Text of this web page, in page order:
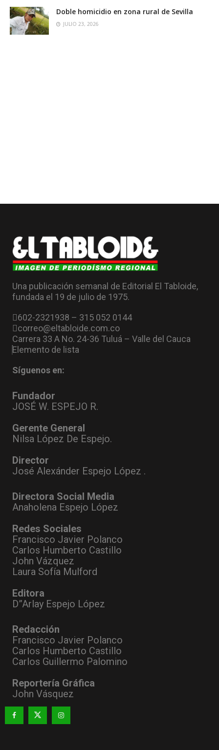
Doble homicidio en zona rural de Sevilla
JULIO 23, 2026
Una publicación semanal de Editorial El Tabloide,
fundada el 19 de julio de 1975.
602-2321938 – 315 052 0144
correo@eltabloide.com.co
Carrera 33 A No. 24-36 Tuluá – Valle del Cauca
Elemento de lista
Síguenos en:
Fundador
JOSÉ W. ESPEJO R.
Gerente General
Nilsa López De Espejo.
Director
José Alexánder Espejo López .
Directora Social Media
Anaholena Espejo López
Redes Sociales
Francisco Javier Polanco
Carlos Humberto Castillo
John Vázquez
Laura Sofía Mulford
Editora
D”Arlay Espejo López
Redacción
Francisco Javier Polanco
Carlos Humberto Castillo
Carlos Guillermo Palomino
Reportería Gráfica
John Vásquez